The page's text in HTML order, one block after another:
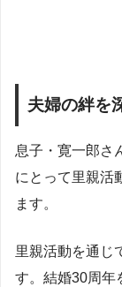
夫婦の絆を
息子・寛一郎さ
にとって里親活
ます。
里親活動を通じ
す。結婚30周年